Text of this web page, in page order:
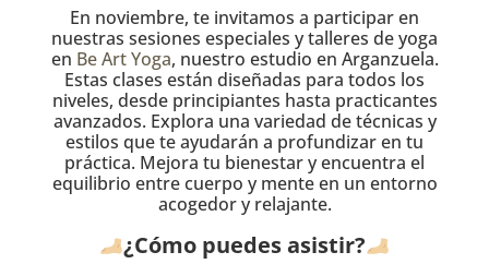
En noviembre, te invitamos a participar en
nuestras sesiones especiales y talleres de yoga
en Be Art Yoga, nuestro estudio en Arganzuela.
Estas clases están diseñadas para todos los
niveles, desde principiantes hasta practicantes
avanzados. Explora una variedad de técnicas y
estilos que te ayudarán a profundizar en tu
práctica. Mejora tu bienestar y encuentra el
equilibrio entre cuerpo y mente en un entorno
acogedor y relajante.
¿Cómo puedes asistir?